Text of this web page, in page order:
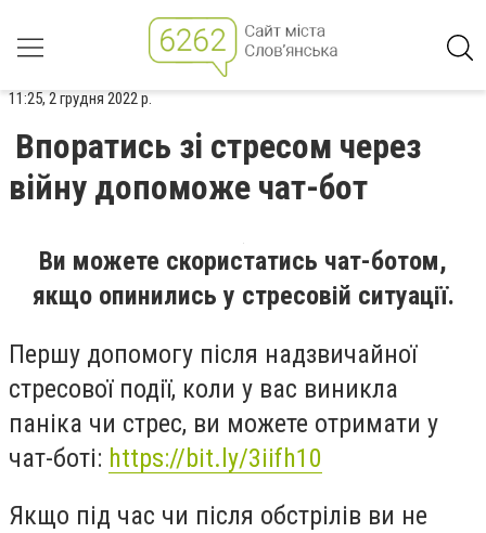
11:25, 2 грудня 2022 р.
Впоратись зі стресом через
війну допоможе чат-бот
Ви можете скористатись чат-ботом,
якщо опинились у стресовій ситуації.
Першу допомогу після надзвичайної
стресової події, коли у вас виникла
паніка чи стрес, ви можете отримати у
чат-боті: https://bit.ly/3iifh10
Якщо під час чи після обстрілів ви не